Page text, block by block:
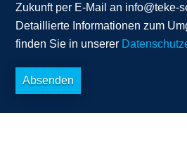
Zukunft per E-Mail an info@teke-
Detaillierte Informationen zum
finden Sie in unserer
Absenden